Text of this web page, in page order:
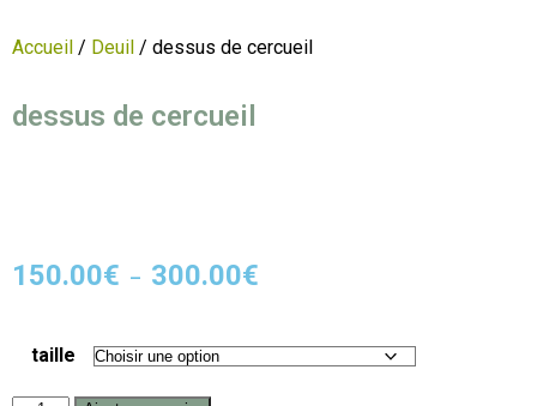
Accueil / Deuil / dessus de cercueil
dessus de cercueil
150.00€ – 300.00€
taille